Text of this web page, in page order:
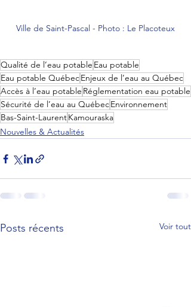
Ville de Saint-Pascal - Photo : Le Placoteux
Qualité de l’eau potable Eau potable
Eau potable QuébecEnjeux de l’eau au Québec
Accès à l’eau potable Réglementation eau potable
Sécurité de l’eau au QuébecEnvironnement
Bas-Saint-LaurentKamouraska
Nouvelles & Actualités
Posts récents Voir tout